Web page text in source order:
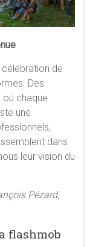
célébration de
Des
où chaque
une
dans
leur vision du
Pézard,
flashmob